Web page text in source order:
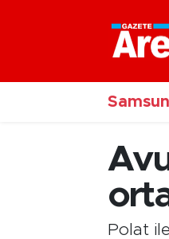
Polat
Nöbetçi Eczaneler
Hava Durumu
Süper Lig Puan